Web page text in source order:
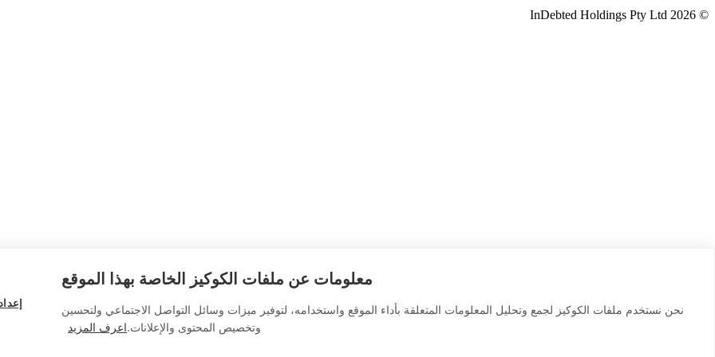
© 2026 InDebted Holdings Pty Ltd
معلومات عن ملفات الكوكيز الخاصة بهذا الموقع
نحن نستخدم ملفات الكوكيز لجمع وتحليل المعلومات المتعلقة بأداء الموقع واستخدامه، لتوفير ميزات وسائل التواصل الاجتماعي ولتحسين
وتخصيص المحتوى والإعلانات.اعرف المزيد